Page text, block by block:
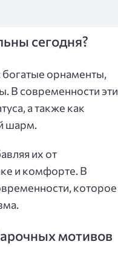
сегодня?
орнаменты,
В современности эти
а также как
шарм.
их от
и комфорте. В
которое
мотивов